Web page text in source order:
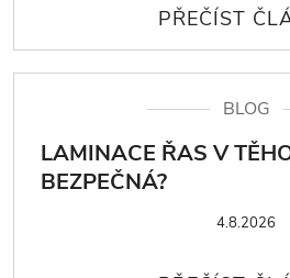
BLOG
LAMINACE ŘAS V
BEZPEČNÁ?
4.8.2026